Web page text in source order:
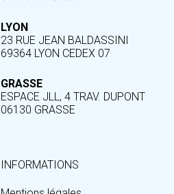
LYON
23 RUE JEAN BALDASSINI
69364 LYON CEDEX 07
GRASSE
ESPACE JLL, 4 TRAV. DUPONT
06130 GRASSE
INFORMATIONS